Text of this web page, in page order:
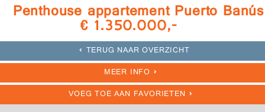
Penthouse appartement Puerto Banús
€ 1.350.000,-
TERUG NAAR OVERZICHT
MEER INFO
VOEG TOE AAN FAVORIETEN